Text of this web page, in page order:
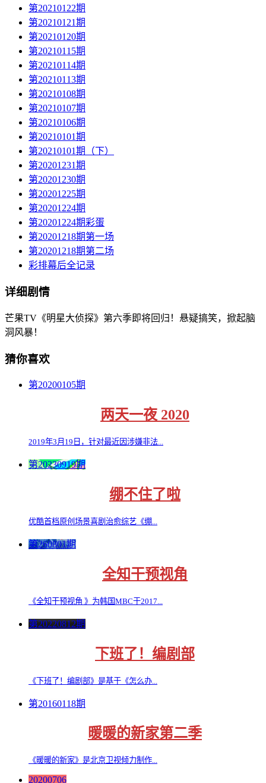
第20210122期
第20210121期
第20210120期
第20210115期
第20210114期
第20210113期
第20210108期
第20210107期
第20210106期
第20210101期
第20210101期（下）
第20201231期
第20201230期
第20201225期
第20201224期
第20201224期彩蛋
第20201218期第一场
第20201218期第二场
彩排幕后全记录
详细剧情
芒果TV《明星大侦探》第六季即将回归！悬疑搞笑，掀起脑
洞风暴！
猜你喜欢
第20200105期
两天一夜 2020
2019年3月19日，针对最近因涉嫌非法...
第20230919期
绷不住了啦
优酷首档原创场景喜剧治愈综艺《绷...
第260801期
全知干预视角
《全知干预视角 》为韩国MBC于2017...
第20220812期
下班了！编剧部
《下班了！编剧部》是基于《怎么办...
第20160118期
暖暖的新家第二季
《暖暖的新家》是北京卫视倾力制作...
20200706